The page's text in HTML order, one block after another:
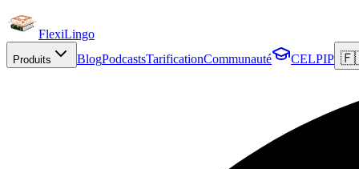
FlexiLingo
Produits BlogPodcastsTarificationCommunauté CELPIP